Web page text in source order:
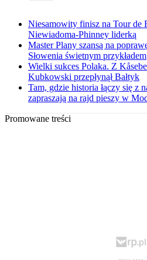
Niesamowity finisz na Tour de
Niewiadoma-Phinney liderką
Master Plany szansą na
Słowenia świetnym przykładem
Wielki sukces Polaka. Z
Kubkowski przepłynął Bałtyk
Tam, gdzie historia łączy się z
zapraszają na rajd pieszy w
Promowane treści